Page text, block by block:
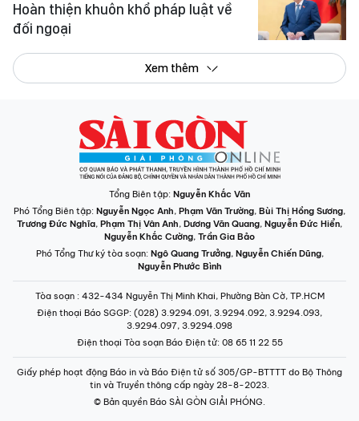
Hoàn thiện khuôn khổ pháp luật về
đối ngoại
Xem thêm
Tổng Biên tập: Nguyễn Khắc Văn
Phó Tổng Biên tập: Nguyễn Ngọc Anh, Phạm Văn Trường, Bùi Thị Hồng Sương,
Trương Đức Nghĩa, Phạm Thị Vân Anh, Dương Văn Quang, Nguyễn Đức Hiển,
Nguyễn Khắc Cường, Trần Gia Bảo
Phó Tổng Thư ký tòa soạn: Ngô Quang Trưởng, Nguyễn Chiến Dũng,
Nguyễn Phước Bình
Tòa soạn : 432-434 Nguyễn Thị Minh Khai, Phường Bàn Cờ, TP.HCM
Điện thoại Báo SGGP: (028) 3.9294.091, 3.9294.092, 3.9294.093,
3.9294.097, 3.9294.098
Điện thoại Tòa soạn Báo Điện tử: 08 65 11 22 55
Giấy phép hoạt động Báo in và Báo Điện tử số 305/GP-BTTTT do Bộ Thông
tin và Truyền thông cấp ngày 28-8-2023.
© Bản quyền Báo SÀI GÒN GIẢI PHÓNG.